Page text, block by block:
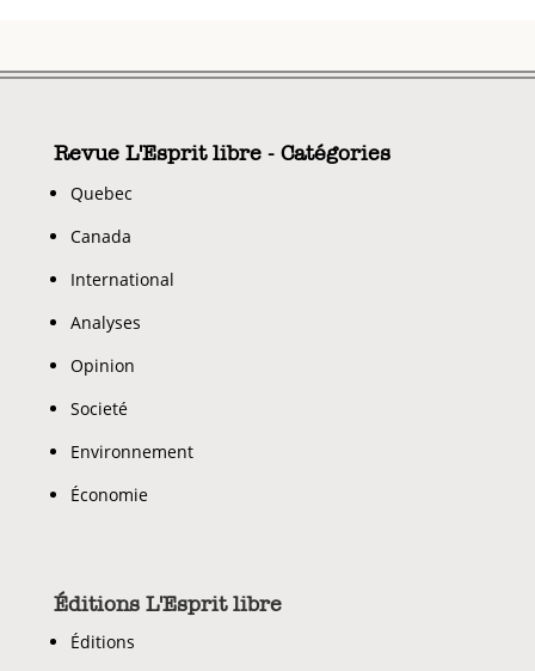
Revue L'Esprit libre - Catégories
Quebec
Canada
International
Analyses
Opinion
Societé
Environnement
Économie
Éditions L'Esprit libre
Éditions